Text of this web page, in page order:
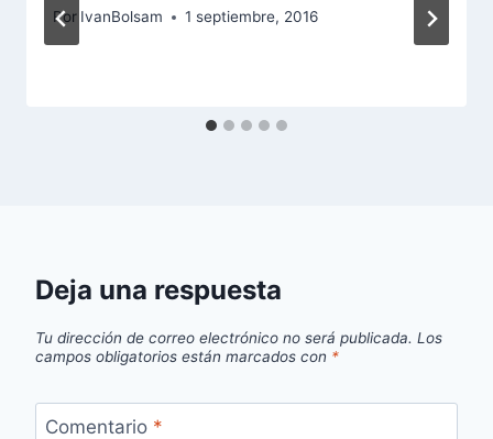
Por IvanBolsam 1 septiembre, 2016
Deja una respuesta
Tu dirección de correo electrónico no será publicada. Los
campos obligatorios están marcados con *
Comentario *